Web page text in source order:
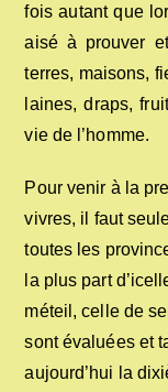
fois autant que
aisé à prouver
terres, maisons,
laines, draps,
vie de l’homme.
Pour venir à la
vivres, il faut
toutes les
la plus part
méteil, celle de
sont évaluées et
aujourd’hui la